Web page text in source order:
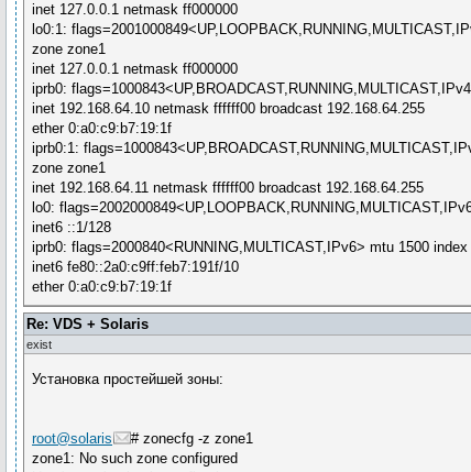
inet 127.0.0.1 netmask ff000000
lo0:1:
zone zone1
inet 127.0.0.1 netmask ff000000
iprb0:
inet 192.168.64.10 netmask ffffff00 broadcast 192.168.64.255
ether 0:a0:c9:b7:19:1f
iprb0:1:
zone zone1
inet 192.168.64.11 netmask ffffff00 broadcast 192.168.64.255
lo0:
inet6 ::1/128
iprb0: flags=2000840<RUNNING,MULTICAST,IPv6> mtu 1500 index
inet6 fe80::2a0:c9ff:feb7:191f/10
ether 0:a0:c9:b7:19:1f
Re: VDS + Solaris
exist
Установка простейшей зоны:
root@solaris
# zonecfg -z zone1
zone1: No such zone configured